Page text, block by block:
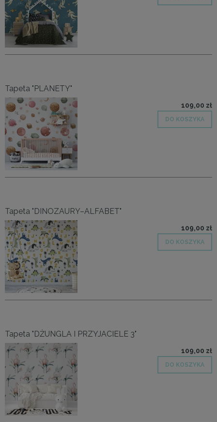
Tapeta "PLANETY"
109,00 zł
DO KOSZYKA
Tapeta "DINOZAURY–ALFABET"
109,00 zł
DO KOSZYKA
Tapeta "DŻUNGLA I PRZYJACIELE 3"
109,00 zł
DO KOSZYKA